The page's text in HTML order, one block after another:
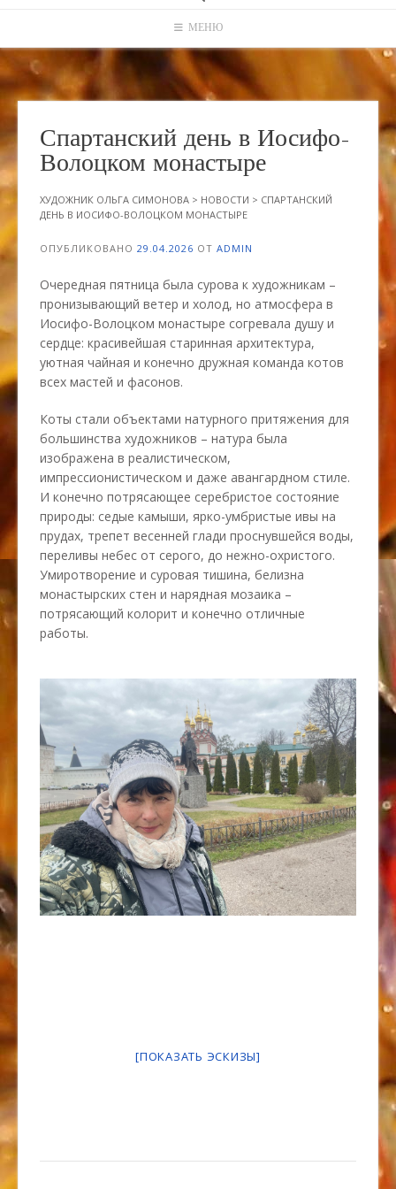
МЕНЮ
Спартанский день в Иосифо-
Волоцком монастыре
ХУДОЖНИК ОЛЬГА СИМОНОВА > НОВОСТИ > СПАРТАНСКИЙ
ДЕНЬ В ИОСИФО-ВОЛОЦКОМ МОНАСТЫРЕ
ОПУБЛИКОВАНО 29.04.2026 ОТ ADMIN
Очередная пятница была сурова к художникам –
пронизывающий ветер и холод, но атмосфера в
Иосифо-Волоцком монастыре согревала душу и
сердце: красивейшая старинная архитектура,
уютная чайная и конечно дружная команда котов
всех мастей и фасонов.
Коты стали объектами натурного притяжения для
большинства художников – натура была
изображена в реалистическом,
импрессионистическом и даже авангардном стиле.
И конечно потрясающее серебристое состояние
природы: седые камыши, ярко-умбристые ивы на
прудах, трепет весенней глади проснувшейся воды,
переливы небес от серого, до нежно-охристого.
Умиротворение и суровая тишина, белизна
монастырских стен и нарядная мозаика –
потрясающий колорит и конечно отличные
работы.
[ПОКАЗАТЬ ЭСКИЗЫ]